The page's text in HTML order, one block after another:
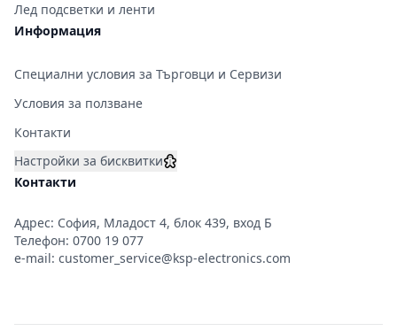
Лед подсветки и ленти
Информация
Специални условия за Търговци и Сервизи
Условия за ползване
Контакти
Настройки за бисквитки
Контакти
Адрес: София, Младост 4, блок 439, вход Б
Телефон: 0700 19 077
e-mail: customer_service@ksp-electronics.com